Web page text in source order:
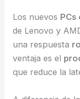
Los nuevos PCs
de Lenovo y
una respuesta
ventaja es el
que reduce la